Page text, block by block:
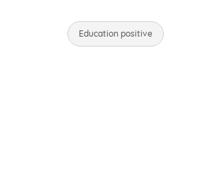
Education positive